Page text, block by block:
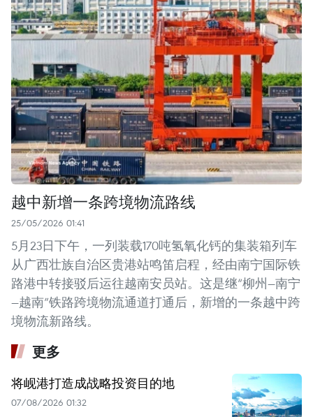
越中新增一条跨境物流路线
25/05/2026 01:41
5月23日下午，一列装载170吨氢氧化钙的集装箱列车
从广西壮族自治区贵港站鸣笛启程，经由南宁国际铁
路港中转接驳后运往越南安员站。这是继“柳州—南宁
—越南”铁路跨境物流通道打通后，新增的一条越中跨
境物流新路线。
更多
将岘港打造成战略投资目的地
07/08/2026 01:32